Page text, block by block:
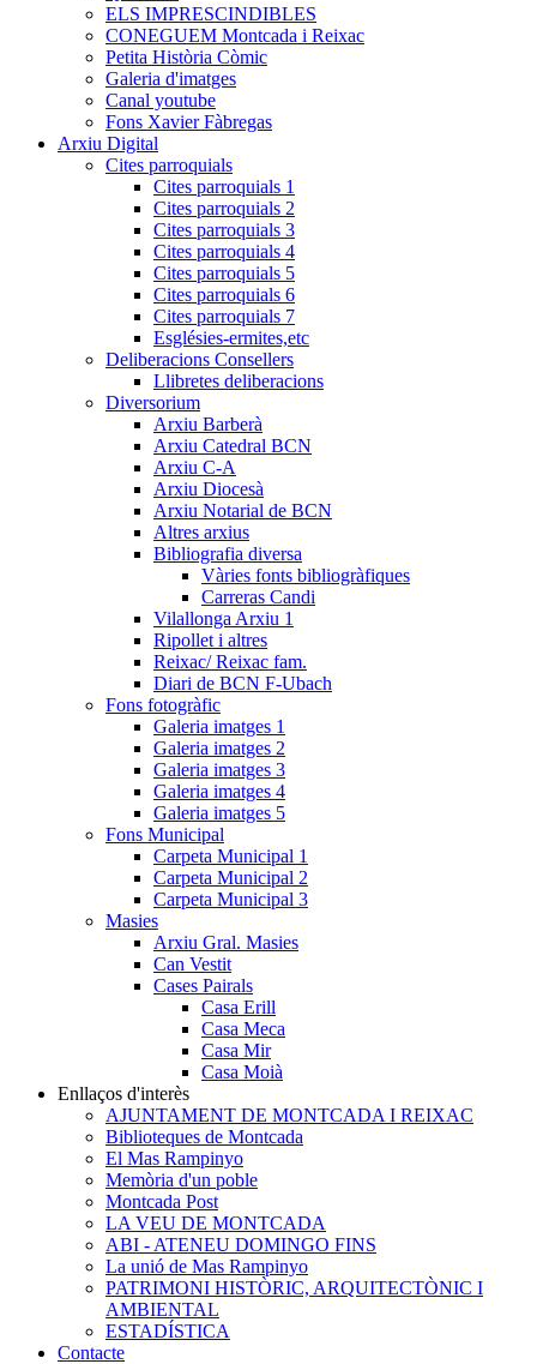
ELS IMPRESCINDIBLES
CONEGUEM Montcada i Reixac
Petita Història Còmic
Galeria d'imatges
Canal youtube
Fons Xavier Fàbregas
Arxiu Digital
Cites parroquials
Cites parroquials 1
Cites parroquials 2
Cites parroquials 3
Cites parroquials 4
Cites parroquials 5
Cites parroquials 6
Cites parroquials 7
Esglésies-ermites,etc
Deliberacions Consellers
Llibretes deliberacions
Diversorium
Arxiu Barberà
Arxiu Catedral BCN
Arxiu C-A
Arxiu Diocesà
Arxiu Notarial de BCN
Altres arxius
Bibliografia diversa
Vàries fonts bibliogràfiques
Carreras Candi
Vilallonga Arxiu 1
Ripollet i altres
Reixac/ Reixac fam.
Diari de BCN F-Ubach
Fons fotogràfic
Galeria imatges 1
Galeria imatges 2
Galeria imatges 3
Galeria imatges 4
Galeria imatges 5
Fons Municipal
Carpeta Municipal 1
Carpeta Municipal 2
Carpeta Municipal 3
Masies
Arxiu Gral. Masies
Can Vestit
Cases Pairals
Casa Erill
Casa Meca
Casa Mir
Casa Moià
Enllaços d'interès
AJUNTAMENT DE MONTCADA I REIXAC
Biblioteques de Montcada
El Mas Rampinyo
Memòria d'un poble
Montcada Post
LA VEU DE MONTCADA
ABI - ATENEU DOMINGO FINS
La unió de Mas Rampinyo
PATRIMONI HISTÒRIC, ARQUITECTÒNIC I
AMBIENTAL
ESTADÍSTICA
Contacte